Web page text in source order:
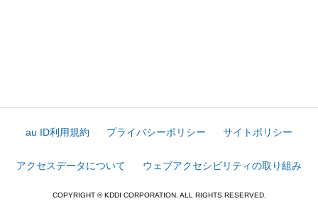
au ID利用規約 プライバシーポリシー サイトポリシー
アクセスデータについて ウェブアクセシビリティの取り組み
COPYRIGHT © KDDI CORPORATION. ALL RIGHTS RESERVED.